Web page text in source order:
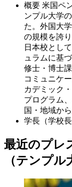
概要 米国ペ
ンプル大学
た。外国大
の規模を誇
日本校とし
ュラムに基
修士・博士
コミュニケ
カデミック
プログラム
国・地域か
学長（学校長
最近のプレ
（テンプ